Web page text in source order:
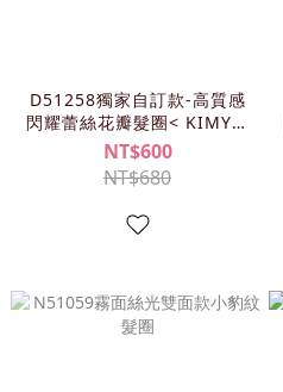
D51258獨家自訂款-高質感
閃耀蕾絲花瓣髮圈< KIMY清
單>
NT$600
NT$680